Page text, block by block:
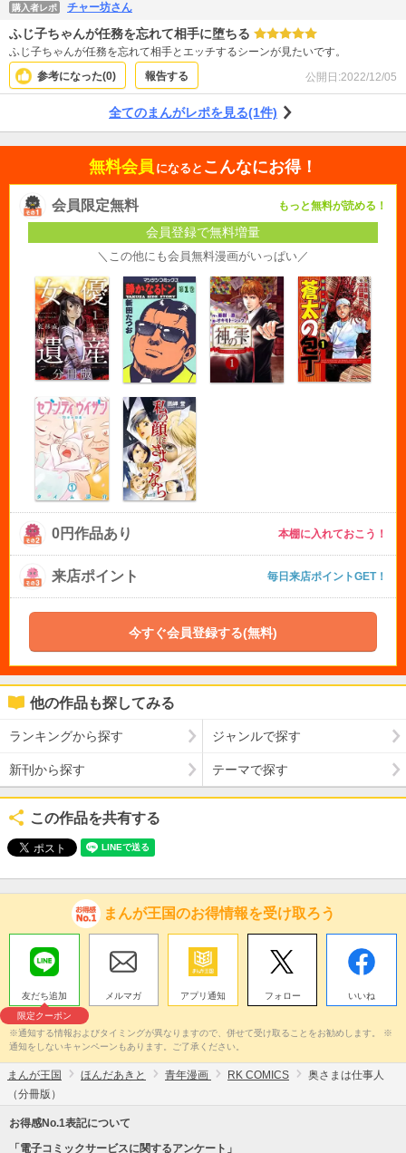
購入者レポ チャー坊さん
ふじ子ちゃんが任務を忘れて相手に堕ちる
ふじ子ちゃんが任務を忘れて相手とエッチするシーンが見たいです。
参考になった(0) 報告する 公開日:2022/12/05
全てのまんがレポを見る(1件)
無料会員 になると こんなにお得！
会員限定無料 もっと無料が読める！
会員登録で無料増量
＼この他にも会員無料漫画がいっぱい／
0円作品あり 本棚に入れておこう！
来店ポイント 毎日来店ポイントGET！
今すぐ会員登録する(無料)
他の作品も探してみる
ランキングから探す ジャンルで探す
新刊から探す テーマで探す
この作品を共有する
まんが王国のお得情報を受け取ろう
友だち追加
限定クーポン
メルマガ アプリ通知 フォロー いいね
※通知する情報およびタイミングが異なりますので、併せて受け取ることをお勧めします。 ※
通知をしないキャンペーンもあります。ご了承ください。
まんが王国 ほんだあきと 青年漫画 RK COMICS
奥さまは仕事人
（分冊版）
お得感No.1表記について
「電子コミックサービスに関するアンケート」